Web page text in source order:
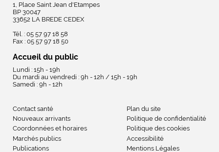
1, Place Saint Jean d'Etampes
BP 30047
33652 LA BREDE CEDEX
Tél. : 05 57 97 18 58
Fax : 05 57 97 18 50
Accueil du public
Lundi : 15h - 19h
Du mardi au vendredi : 9h - 12h / 15h - 19h
Samedi : 9h - 12h
Contact santé
Nouveaux arrivants
Coordonnées et horaires
Marchés publics
Publications
Plan du site
Politique de confidentialité
Politique des cookies
Accessibilité
Mentions Légales